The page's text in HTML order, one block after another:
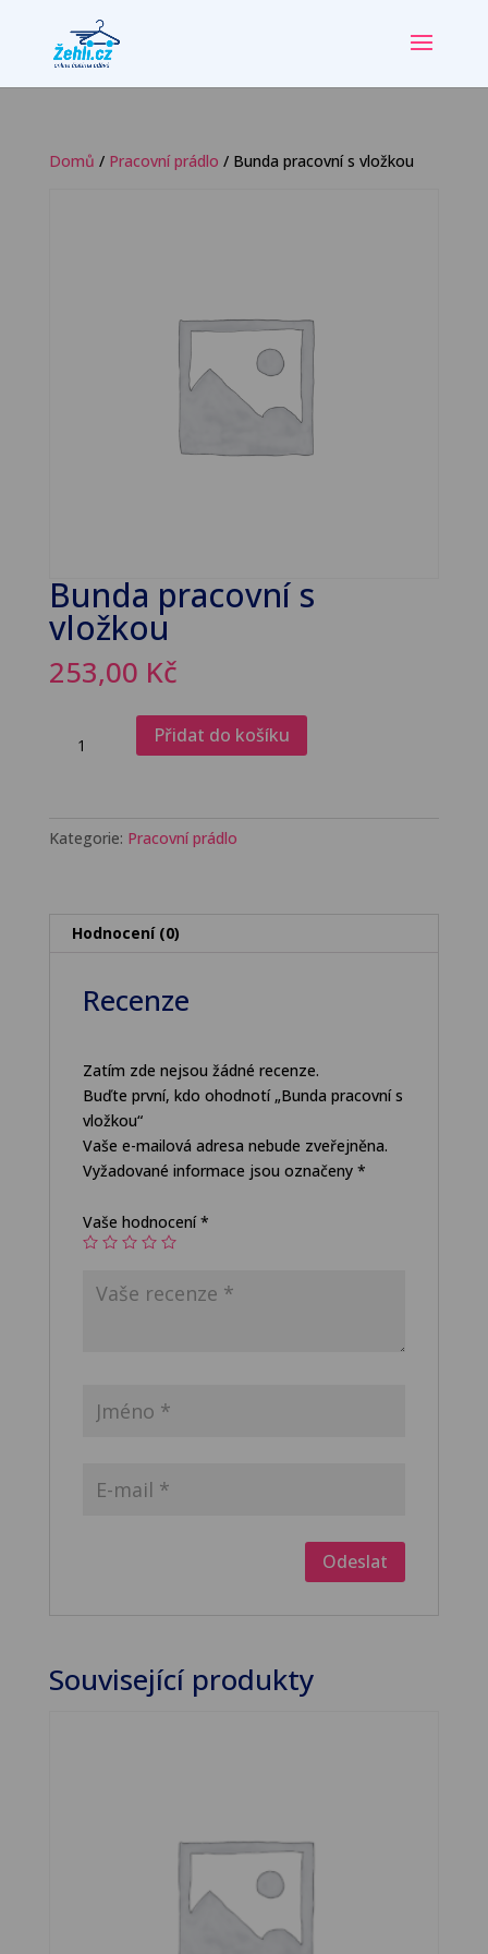
Domů / Pracovní prádlo / Bunda pracovní s vložkou
Bunda pracovní s
vložkou
253,00 Kč
pracovní
množství
Přidat do košíku
Kategorie: Pracovní prádlo
Hodnocení (0)
Recenze
Zatím zde nejsou žádné recenze.
Buďte první, kdo ohodnotí „Bunda pracovní s
vložkou“
Vaše e-mailová adresa nebude zveřejněna.
Vyžadované informace jsou označeny *
Vaše hodnocení*
Související produkty